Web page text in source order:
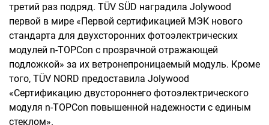
третий раз подряд. TÜV SÜD наградила Jolywood
первой в мире «Первой сертификацией МЭК нового
стандарта для двухсторонних фотоэлектрических
модулей n-TOPCon с прозрачной отражающей
подложкой» за их ветронепроницаемый модуль. Кроме
того, TÜV NORD предоставила Jolywood
«Сертификацию двустороннего фотоэлектрического
модуля n-TOPCon повышенной надежности с единым
стеклом».